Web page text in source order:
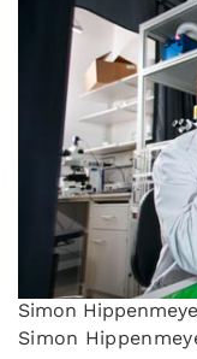
Simon
Simon